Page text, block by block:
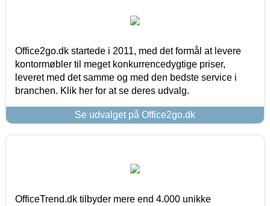
Office2go.dk startede i 2011, med det formål at levere
kontormøbler til meget konkurrencedygtige priser,
leveret med det samme og med den bedste service i
branchen. Klik her for at se deres udvalg.
Se udvalget på Office2go.dk
OfficeTrend.dk tilbyder mere end 4.000 unikke